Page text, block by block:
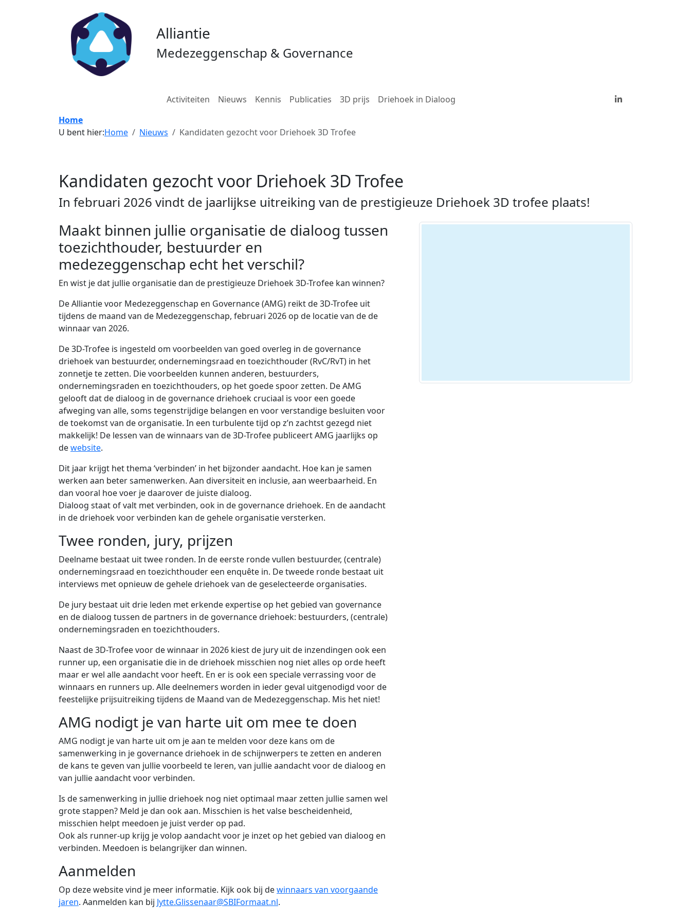
Alliantie
Medezeggenschap & Governance
Activiteiten Nieuws Kennis Publicaties 3D prijs
Driehoek in Dialoog
Home
U bent hier:Home Nieuws Kandidaten gezocht voor Driehoek 3D Trofee
Kandidaten gezocht voor Driehoek 3D Trofee
In februari 2026 vindt de jaarlijkse uitreiking van de prestigieuze Driehoek 3D trofee plaats!
Maakt binnen jullie organisatie de dialoog tussen
toezichthouder, bestuurder en
medezeggenschap echt het verschil?
En wist je dat jullie organisatie dan de prestigieuze Driehoek 3D-Trofee kan winnen?
De Alliantie voor Medezeggenschap en Governance (AMG) reikt de 3D-Trofee uit
tijdens de maand van de Medezeggenschap, februari 2026 op de locatie van de de
winnaar van 2026.
De 3D-Trofee is ingesteld om voorbeelden van goed overleg in de governance
driehoek van bestuurder, ondernemingsraad en toezichthouder (RvC/RvT) in het
zonnetje te zetten. Die voorbeelden kunnen anderen, bestuurders,
ondernemingsraden en toezichthouders, op het goede spoor zetten. De AMG
gelooft dat de dialoog in de governance driehoek cruciaal is voor een goede
afweging van alle, soms tegenstrijdige belangen en voor verstandige besluiten voor
de toekomst van de organisatie. In een turbulente tijd op z’n zachtst gezegd niet
makkelijk! De lessen van de winnaars van de 3D-Trofee publiceert AMG jaarlijks op
dewebsite.
Dit jaar krijgt het thema ‘verbinden’ in het bijzonder aandacht. Hoe kan je samen
werken aan beter samenwerken. Aan diversiteit en inclusie, aan weerbaarheid. En
dan vooral hoe voer je daarover de juiste dialoog.
Dialoog staat of valt met verbinden, ook in de governance driehoek. En de aandacht
in de driehoek voor verbinden kan de gehele organisatie versterken.
Twee ronden, jury, prijzen
Deelname bestaat uit twee ronden. In de eerste ronde vullen bestuurder, (centrale)
ondernemingsraad en toezichthouder een enquête in. De tweede ronde bestaat uit
interviews met opnieuw de gehele driehoek van de geselecteerde organisaties.
De jury bestaat uit drie leden met erkende expertise op het gebied van governance
en de dialoog tussen de partners in de governance driehoek: bestuurders, (centrale)
ondernemingsraden en toezichthouders.
Naast de 3D-Trofee voor de winnaar in 2026 kiest de jury uit de inzendingen ook een
runner up, een organisatie die in de driehoek misschien nog niet alles op orde heeft
maar er wel alle aandacht voor heeft. En er is ook een speciale verrassing voor de
winnaars en runners up. Alle deelnemers worden in ieder geval uitgenodigd voor de
feestelijke prijsuitreiking tijdens de Maand van de Medezeggenschap. Mis het niet!
AMG nodigt je van harte uit om mee te doen
AMG nodigt je van harte uit om je aan te melden voor deze kans om de
samenwerking in je governance driehoek in de schijnwerpers te zetten en anderen
de kans te geven van jullie voorbeeld te leren, van jullie aandacht voor de dialoog en
van jullie aandacht voor verbinden.
Is de samenwerking in jullie driehoek nog niet optimaal maar zetten jullie samen wel
grote stappen? Meld je dan ook aan. Misschien is het valse bescheidenheid,
misschien helpt meedoen je juist verder op pad.
Ook als runner-up krijg je volop aandacht voor je inzet op het gebied van dialoog en
verbinden. Meedoen is belangrijker dan winnen.
Aanmelden
Op deze website vind je meer informatie. Kijk ook bij dewinnaars van voorgaande
jaren. Aanmelden kan bij Jytte.Glissenaar@SBIFormaat.nl.